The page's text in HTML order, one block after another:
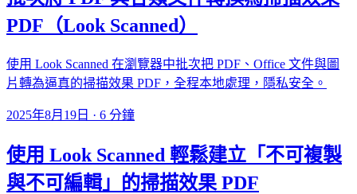
PDF（Look Scanned）
使用 Look Scanned 在瀏覽器中批次把 PDF、Office 文件與圖
片轉為逼真的掃描效果 PDF，全程本地處理，隱私安全。
2025年8月19日 · 6 分鐘
使用 Look Scanned 輕鬆建立「不可複製
與不可編輯」的掃描效果 PDF